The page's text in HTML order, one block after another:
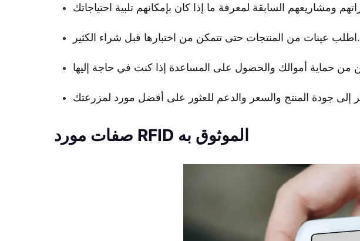
اطلب عينات من المنتجات حتى تتمكن من اختبارها قبل شراء الكثير.
صفات مورد RFID الموثوق به